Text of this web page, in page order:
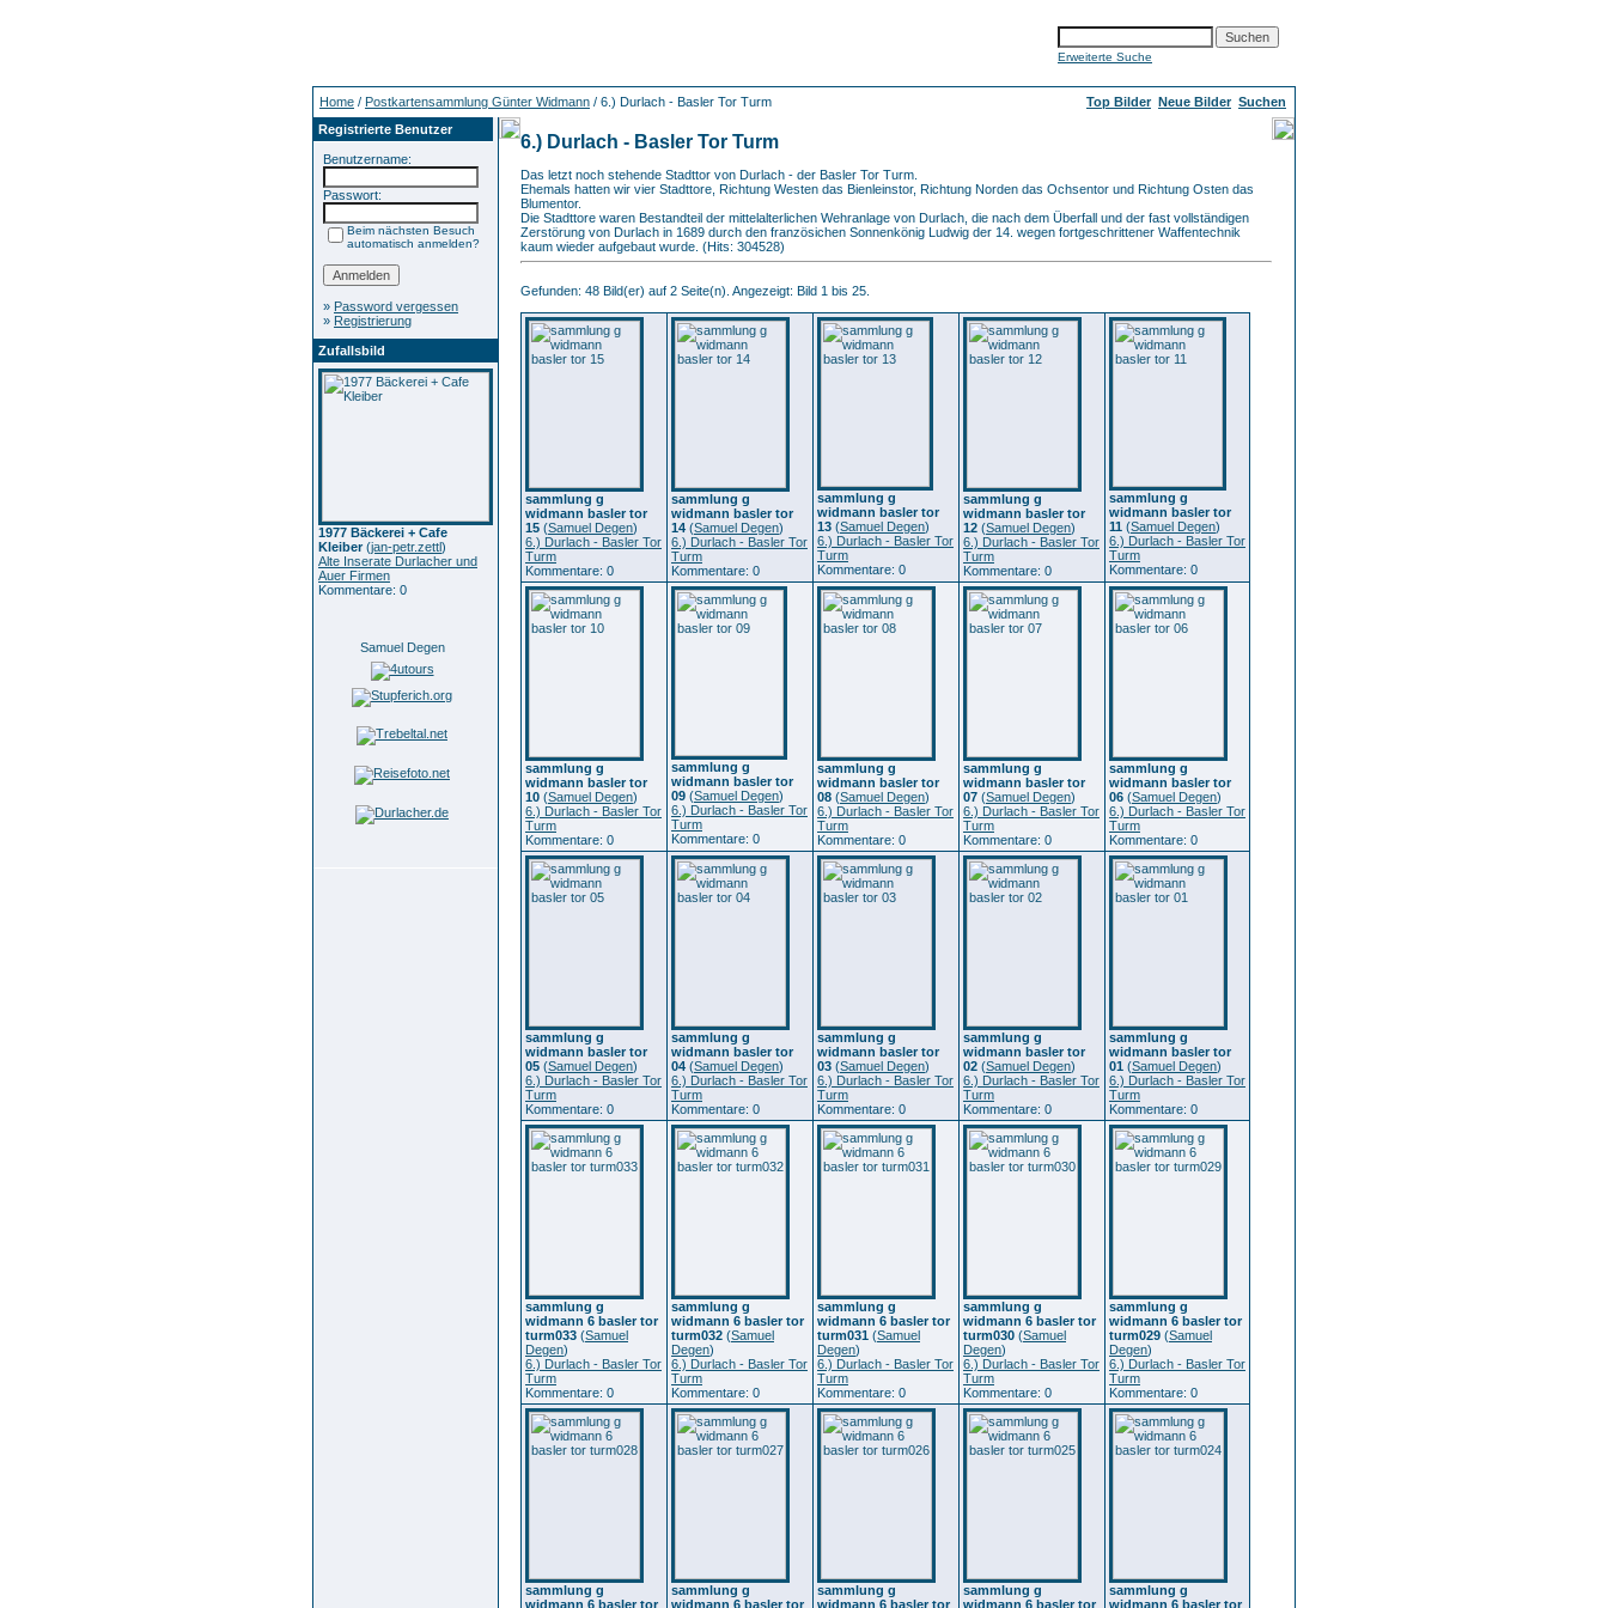
Erweiterte Suche
Home / Postkartensammlung Günter Widmann / 6.) Durlach - Basler Tor Turm Top Bilder Neue Bilder Suchen
Registrierte Benutzer
Benutzername:
Passwort:
Beim nächsten Besuch
automatisch anmelden?
» Password vergessen
» Registrierung
Zufallsbild
1977 Bäckerei + Cafe
Kleiber(jan-petr.zettl)
Alte Inserate Durlacher und
Auer Firmen
Kommentare: 0
Samuel Degen
6.) Durlach - Basler Tor Turm
Das letzt noch stehende Stadttor von Durlach - der Basler Tor Turm.
Ehemals hatten wir vier Stadttore, Richtung Westen das Bienleinstor, Richtung Norden das Ochsentor und Richtung Osten das
Blumentor.
Die Stadttore waren Bestandteil der mittelalterlichen Wehranlage von Durlach, die nach dem Überfall und der fast vollständigen
Zerstörung von Durlach in 1689 durch den französichen Sonnenkönig Ludwig der 14. wegen fortgeschrittener Waffentechnik
kaum wieder aufgebaut wurde. (Hits: 304528)
Gefunden: 48 Bild(er) auf 2 Seite(n). Angezeigt: Bild 1 bis 25.
sammlung g
widmann basler tor
15 (Samuel Degen)
6.) Durlach - Basler Tor
Turm
Kommentare: 0
sammlung g
widmann basler tor
14 (Samuel Degen)
6.) Durlach - Basler Tor
Turm
Kommentare: 0
sammlung g
widmann basler tor
13 (Samuel Degen)
6.) Durlach - Basler Tor
Turm
Kommentare: 0
sammlung g
widmann basler tor
12 (Samuel Degen)
6.) Durlach - Basler Tor
Turm
Kommentare: 0
sammlung g
widmann basler tor
11 (Samuel Degen)
6.) Durlach - Basler Tor
Turm
Kommentare: 0
sammlung g
widmann basler tor
10 (Samuel Degen)
6.) Durlach - Basler Tor
Turm
Kommentare: 0
sammlung g
widmann basler tor
09 (Samuel Degen)
6.) Durlach - Basler Tor
Turm
Kommentare: 0
sammlung g
widmann basler tor
08 (Samuel Degen)
6.) Durlach - Basler Tor
Turm
Kommentare: 0
sammlung g
widmann basler tor
07 (Samuel Degen)
6.) Durlach - Basler Tor
Turm
Kommentare: 0
sammlung g
widmann basler tor
06 (Samuel Degen)
6.) Durlach - Basler Tor
Turm
Kommentare: 0
sammlung g
widmann basler tor
05 (Samuel Degen)
6.) Durlach - Basler Tor
Turm
Kommentare: 0
sammlung g
widmann basler tor
04 (Samuel Degen)
6.) Durlach - Basler Tor
Turm
Kommentare: 0
sammlung g
widmann basler tor
03 (Samuel Degen)
6.) Durlach - Basler Tor
Turm
Kommentare: 0
sammlung g
widmann basler tor
02 (Samuel Degen)
6.) Durlach - Basler Tor
Turm
Kommentare: 0
sammlung g
widmann basler tor
01 (Samuel Degen)
6.) Durlach - Basler Tor
Turm
Kommentare: 0
sammlung g
widmann 6 basler tor
turm033 (Samuel
Degen)
6.) Durlach - Basler Tor
Turm
Kommentare: 0
sammlung g
widmann 6 basler tor
turm032 (Samuel
Degen)
6.) Durlach - Basler Tor
Turm
Kommentare: 0
sammlung g
widmann 6 basler tor
turm031 (Samuel
Degen)
6.) Durlach - Basler Tor
Turm
Kommentare: 0
sammlung g
widmann 6 basler tor
turm030 (Samuel
Degen)
6.) Durlach - Basler Tor
Turm
Kommentare: 0
sammlung g
widmann 6 basler tor
turm029 (Samuel
Degen)
6.) Durlach - Basler Tor
Turm
Kommentare: 0
sammlung g
widmann 6 basler tor
sammlung g
widmann 6 basler tor
sammlung g
widmann 6 basler tor
sammlung g
widmann 6 basler tor
sammlung g
widmann 6 basler tor